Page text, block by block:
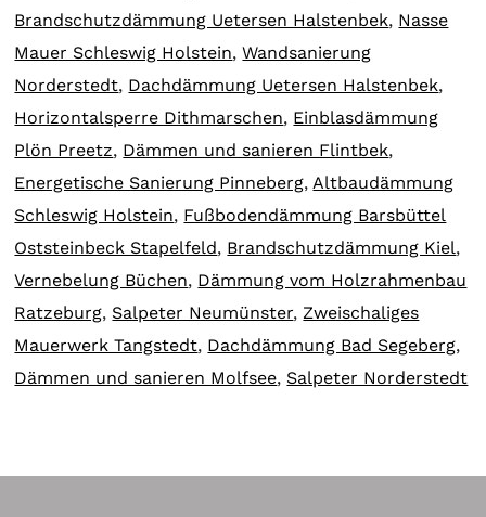
Brandschutzdämmung Uetersen Halstenbek, Nasse
Mauer Schleswig Holstein,Wandsanierung
Norderstedt, Dachdämmung Uetersen Halstenbek,
Horizontalsperre Dithmarschen, Einblasdämmung
Plön Preetz, Dämmen und sanieren Flintbek,
Energetische Sanierung Pinneberg, Altbaudämmung
Schleswig Holstein, Fußbodendämmung Barsbüttel
Oststeinbeck Stapelfeld, Brandschutzdämmung Kiel,
Vernebelung Büchen, Dämmung vom Holzrahmenbau
Ratzeburg, Salpeter Neumünster, Zweischaliges
Mauerwerk Tangstedt, Dachdämmung Bad Segeberg,
Dämmen und sanieren Molfsee, Salpeter Norderstedt